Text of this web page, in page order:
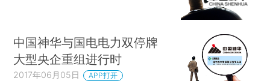
中国神华与国电电力双停牌
大型央企重组进行时
2017年06月05日 APP打开